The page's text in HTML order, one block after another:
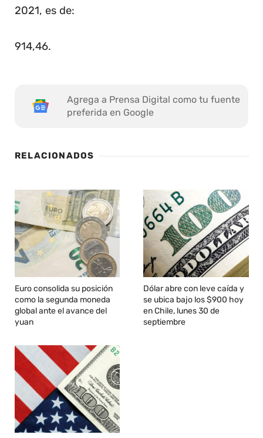
2021, es de:
914,46.
Agrega a Prensa Digital como tu fuente
preferida en Google
RELACIONADOS
Euro consolida su posición
como la segunda moneda
global ante el avance del
yuan
Dólar abre con leve caída y
se ubica bajo los $900 hoy
en Chile, lunes 30 de
septiembre